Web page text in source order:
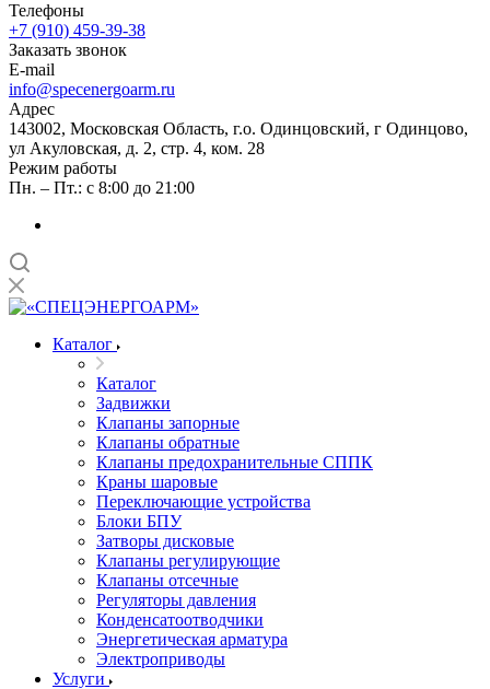
Телефоны
+7 (910) 459-39-38
Заказать звонок
E-mail
info@specenergoarm.ru
Адрес
143002, Московская Область, г.о. Одинцовский, г Одинцово,
ул Акуловская, д. 2, стр. 4, ком. 28
Режим работы
Пн. – Пт.: с 8:00 до 21:00
Каталог
Каталог
Задвижки
Клапаны запорные
Клапаны обратные
Клапаны предохранительные СППК
Краны шаровые
Переключающие устройства
Блоки БПУ
Затворы дисковые
Клапаны регулирующие
Клапаны отсечные
Регуляторы давления
Конденсатоотводчики
Энергетическая арматура
Электроприводы
Услуги